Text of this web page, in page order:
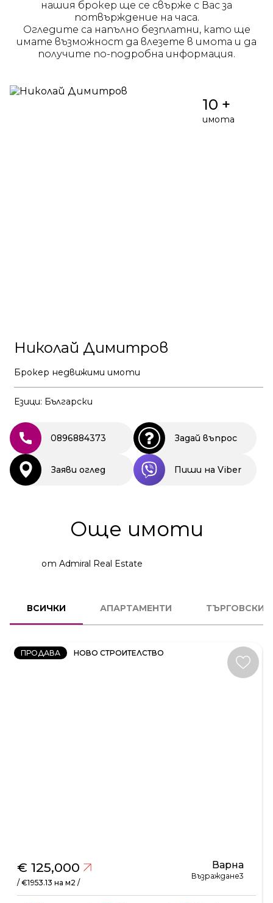
нашия брокер ще се свърже с Вас за
потвърждение на часа.
Огледите са напълно безплатни, като ще
имате възможност да влезете в имота и да
получите по-подробна информация.
10 +
имота
Николай Димитров
Брокер недвижими имоти
Езици: Български
0896884373 Задай въпрос
Заяви оглед Пиши на Viber
Още имоти
от Admiral Real Estate
ВСИЧКИ АПАРТАМЕНТИ ТЪРГОВСКИ
ПРОДАВА НОВО СТРОИТЕЛСТВО
СТАЕН
КОД:
231606
€ 125,000
/ €1953.13 на м2 /
Варна
Възраждане3